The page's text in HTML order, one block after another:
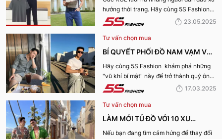
CHO MỌI CHÀNG TRAI
hướng thời trang. Hãy cùng 5S Fashion
điểm qua những bí kíp phối đồ mùa hè
23.05.2025
Tư vấn chọn mua
BÍ QUYẾT PHỐI ĐỒ NAM VẠM VỠ
ĐẸP, THU HÚT PHÁI NỮ
Hãy cùng 5S Fashion khám phá những
"vũ khí bí mật" này để trở thành quý ông
thu hút nhờ “tận dụng” triệt để những ưu
nhé:
17.03.2025
Tư vấn chọn mua
LÀM MỚI TỦ ĐỒ VỚI 10 XU
HƯỚNG THỜI TRANG HOT NHẤT
Nếu bạn đang tìm cảm hứng để thay đổi